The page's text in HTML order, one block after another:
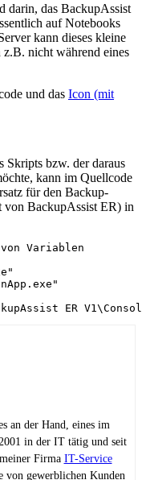
darin, das BackupAssist
auf Notebooks
kann dieses kleine
nicht während eines
und das Icon (mit
Skripts bzw. der daraus
kann im Quellcode
für den Backup-
von BackupAssist ER) in
Variablen
ER
an der Hand, eines im
in der IT tätig und seit
Firma IT-Service
gewerblichen Kunden